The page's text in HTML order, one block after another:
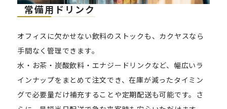
常備用ドリンク
オフィスに欠かせない飲料のストックも、カクヤスなら
手間なく管理できます。
水・お茶・炭酸飲料・エナジードリンクなど、幅広いラ
インナップをまとめて注文でき、在庫が減ったタイミン
グで必要量だけ補充することや定期配送も可能です。さ